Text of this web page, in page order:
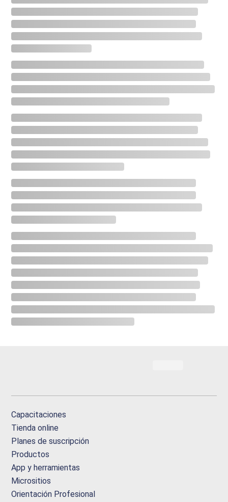
Capacitaciones
Tienda online
Planes de suscripción
Productos
App y herramientas
Micrositios
Orientación Profesional